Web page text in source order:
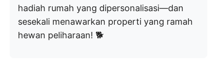
hadiah rumah yang dipersonalisasi—dan
sesekali menawarkan properti yang ramah
hewan peliharaan! 🐕